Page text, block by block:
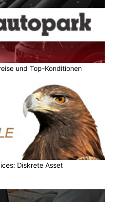
und Top-Konditionen
Diskrete Asset